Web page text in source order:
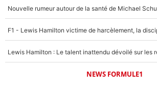
NEWS FORMULE1